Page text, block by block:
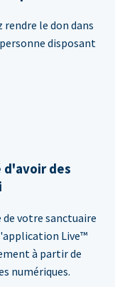
rendre le don dans
disposant
d'avoir des
votre sanctuaire
Live™
à partir de
numériques.